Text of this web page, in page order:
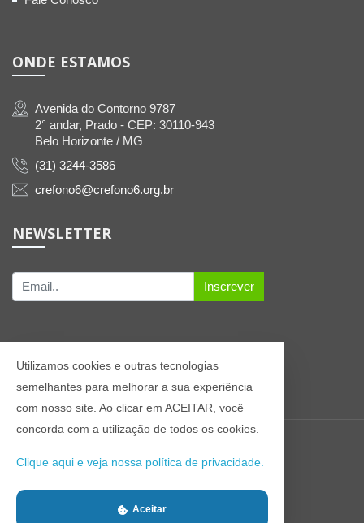
ONDE ESTAMOS
Avenida do Contorno 9787
2° andar, Prado - CEP: 30110-943
Belo Horizonte / MG
(31) 3244-3586
crefono6@crefono6.org.br
NEWSLETTER
Inscrever
© 2021 Todos os direitos reservados CREFONO6
Utilizamos cookies e outras tecnologias
semelhantes para melhorar a sua experiência
com nosso site. Ao clicar em ACEITAR, você
concorda com a utilização de todos os cookies.
Clique aqui e veja nossa política de privacidade.
Aceitar